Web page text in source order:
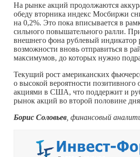
На рынке акций продолжаются
обеду вторника индекс Мосбиржи
на 0,2%. Это пока вписывается в
сильного повышательного ралли.
внешнего фона рублевый индикатор
возможности вновь отправиться в
максимумов, до которых нужно
Текущий рост американских
о высокой вероятности позитивного
акциями в США, что поддержит и
рынок акций во второй половине
Борис Соловьев , финансовый